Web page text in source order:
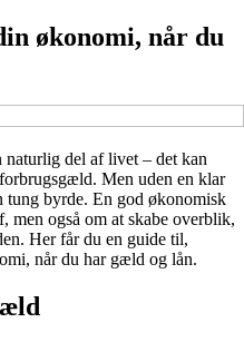
økonomi, når du
del af livet – det kan
Men uden en klar
tung byrde. En god økonomisk
men også om at skabe overblik,
Her får du en guide til,
når du har gæld og lån.